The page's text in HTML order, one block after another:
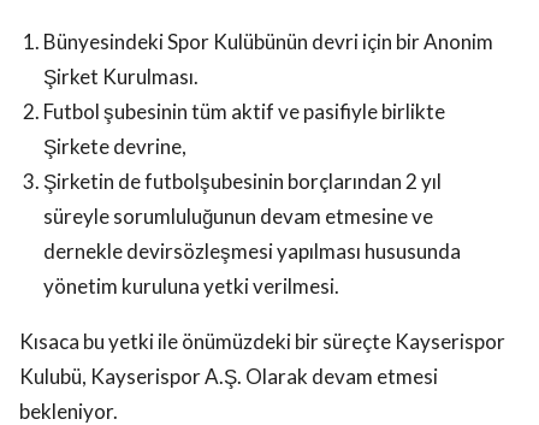
Bünyesindeki Spor Kulübünün devri için bir Anonim
Şirket Kurulması.
Futbol şubesinin tüm aktif ve pasifiyle birlikte
Şirkete devrine,
Şirketin de futbolşubesinin borçlarından 2 yıl
süreyle sorumluluğunun devam etmesine ve
dernekle devirsözleşmesi yapılması hususunda
yönetim kuruluna yetki verilmesi.
Kısaca bu yetki ile önümüzdeki bir süreçte Kayserispor
Kulubü, Kayserispor A.Ş. Olarak devam etmesi
bekleniyor.